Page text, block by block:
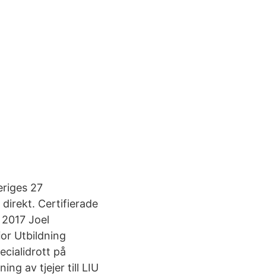
27
direkt. Certifierade
Joel
Utbildning
på
av tjejer till LIU